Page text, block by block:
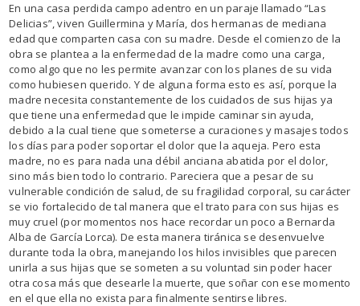
En una casa perdida campo adentro en un paraje llamado “Las
Delicias”, viven Guillermina y María, dos hermanas de mediana
edad que comparten casa con su madre. Desde el comienzo de la
obra se plantea a la enfermedad de la madre como una carga,
como algo que no les permite avanzar con los planes de su vida
como hubiesen querido. Y de alguna forma esto es así, porque la
madre necesita constantemente de los cuidados de sus hijas ya
que tiene una enfermedad que le impide caminar sin ayuda,
debido a la cual tiene que someterse a curaciones y masajes todos
los días para poder soportar el dolor que la aqueja. Pero esta
madre, no es para nada una débil anciana abatida por el dolor,
sino más bien todo lo contrario. Pareciera que a pesar de su
vulnerable condición de salud, de su fragilidad corporal, su carácter
se vio fortalecido de tal manera que el trato para con sus hijas es
muy cruel (por momentos nos hace recordar un poco a Bernarda
Alba de García Lorca). De esta manera tiránica se desenvuelve
durante toda la obra, manejando los hilos invisibles que parecen
unirla a sus hijas que se someten a su voluntad sin poder hacer
otra cosa más que desearle la muerte, que soñar con ese momento
en el que ella no exista para finalmente sentirse libres.